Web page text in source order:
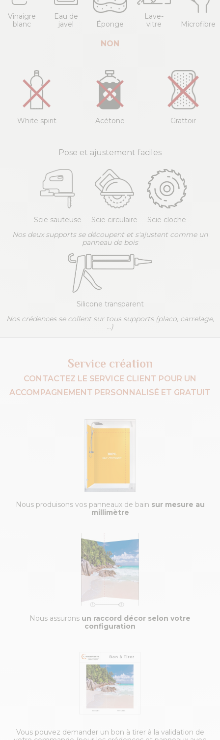
Vinaigre
blanc
Eau de
javel
Éponge
Lave-
vitre
Microfibre
NON
White spirit Acétone Grattoir
Pose et ajustement faciles
Scie sauteuse Scie circulaire
Scie cloche
Nos deux supports se découpent et s'ajustent comme un
panneau de bois
Silicone transparent
Nos crédences se collent sur tous supports (placo, carrelage,
...)
Service création
CONTACTEZ LE SERVICE CLIENT POUR UN
ACCOMPAGNEMENT PERSONNALISÉ ET GRATUIT
Nous produisons vos panneaux de bain sur mesure au
millimètre
Nous assurons un raccord décor selon votre
configuration
Vous pouvez demander un bon à tirer à la validation de